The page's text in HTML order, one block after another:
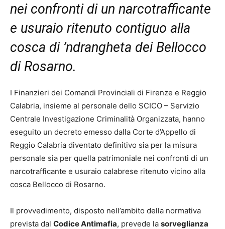
nei confronti di un narcotrafficante
e usuraio ritenuto contiguo alla
cosca di ’ndrangheta dei Bellocco
di Rosarno.
I Finanzieri dei Comandi Provinciali di Firenze e Reggio
Calabria, insieme al personale dello SCICO – Servizio
Centrale Investigazione Criminalità Organizzata, hanno
eseguito un decreto emesso dalla Corte d’Appello di
Reggio Calabria diventato definitivo sia per la misura
personale sia per quella patrimoniale nei confronti di un
narcotrafficante e usuraio calabrese ritenuto vicino alla
cosca Bellocco di Rosarno.
Il provvedimento, disposto nell’ambito della normativa
prevista dal Codice Antimafia, prevede la sorveglianza